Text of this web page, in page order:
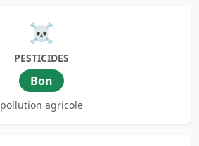
☠️
PESTICIDES
Bon
pollution agricole